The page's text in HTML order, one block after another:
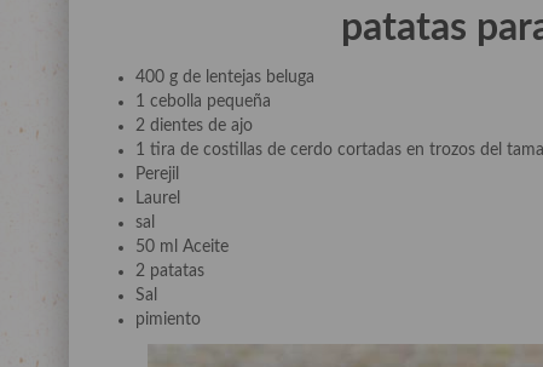
patatas
400 g de lentejas beluga
1 cebolla pequeña
2 dientes de ajo
1 tira de costillas de cerdo cortadas en trozos del
Perejil
Laurel
sal
50 ml Aceite
2 patatas
Sal
pimiento